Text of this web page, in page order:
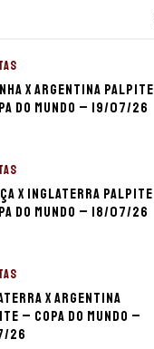
x Argentina palpite
do Mundo – 19/07/26
x Inglaterra palpite
do Mundo – 18/07/26
x Argentina
– Copa do Mundo –
26